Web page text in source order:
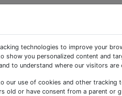
per
registro
technologies to improve your
show you personalized content and
to understand where our visitors are
our use of cookies and other tracking
old or have consent from a parent or